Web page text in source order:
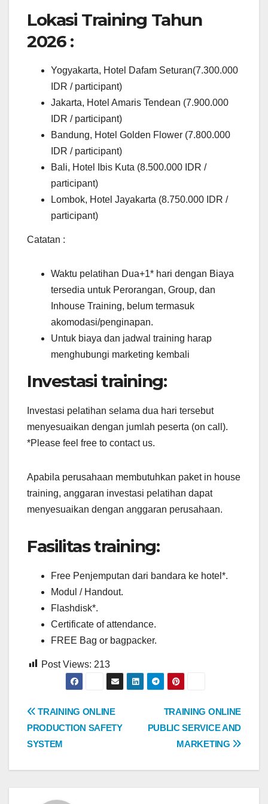
Lokasi Training Tahun
2026 :
Yogyakarta, Hotel Dafam Seturan(7.300.000
IDR / participant)
Jakarta, Hotel Amaris Tendean (7.900.000
IDR / participant)
Bandung, Hotel Golden Flower (7.800.000
IDR / participant)
Bali, Hotel Ibis Kuta (8.500.000 IDR /
participant)
Lombok, Hotel Jayakarta (8.750.000 IDR /
participant)
Catatan :
Waktu pelatihan Dua+1* hari dengan Biaya
tersedia untuk Perorangan, Group, dan
Inhouse Training, belum termasuk
akomodasi/penginapan.
Untuk biaya dan jadwal training harap
menghubungi marketing kembali
Investasi training:
Investasi pelatihan selama dua hari tersebut
menyesuaikan dengan jumlah peserta (on call).
*Please feel free to contact us.
Apabila perusahaan membutuhkan paket in house
training, anggaran investasi pelatihan dapat
menyesuaikan dengan anggaran perusahaan.
Fasilitas training:
Free Penjemputan dari bandara ke hotel*.
Modul / Handout.
Flashdisk*.
Certificate of attendance.
FREE Bag or bagpacker.
Post Views: 213
Post
navigation
TRAINING ONLINE
PUBLIC SERVICE AND
MARKETING
TRAINING ONLINE
PRODUCTION SAFETY
SYSTEM